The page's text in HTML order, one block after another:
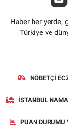
Haber her yerde,
Türkiye ve
NÖBETÇI
İSTANBUL
PUAN DURUMU